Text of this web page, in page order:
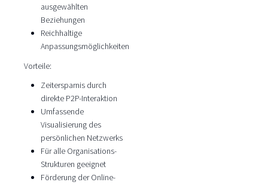
ausgewählten
Beziehungen
Reichhaltige
Anpassungsmöglichkeiten
Vorteile:
Zeitersparnis durch
direkte P2P-Interaktion
Umfassende
Visualisierung des
persönlichen Netzwerks
Für alle Organisations-
Strukturen geeignet
Förderung der Online-